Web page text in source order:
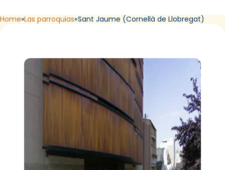
Home Las parroquias Sant Jaume (Cornellà de Llobregat)